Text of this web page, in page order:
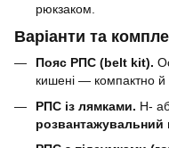
рюкзаком.
Варіанти та
Пояс РПС (belt kit).
кишені — компактно й
РПС із лямками. Н-
розвантажувальний